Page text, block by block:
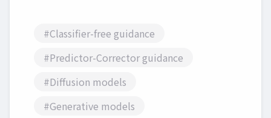
#Classifier-free guidance
#Predictor-Corrector guidance
#Diffusion models
#Generative models